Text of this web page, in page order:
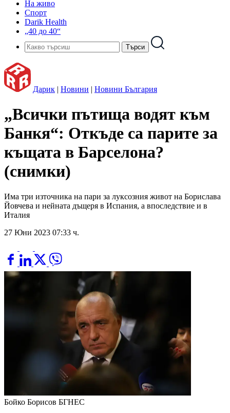
На живо
Спорт
Darik Health
„40 до 40“
Дарик | Новини | Новини България
„Всички пътища водят към
Банкя“: Откъде са парите за
къщата в Барселона?
(снимки)
Има три източника на пари за луксозния живот на Борислава
Йовчева и нейната дъщеря в Испания, а впоследствие и в
Италия
27 Юни 2023 07:33 ч.
Бойко Борисов БГНЕС